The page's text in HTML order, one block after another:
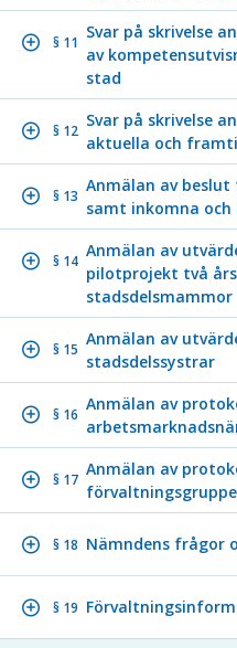
§ 11
Svar på skrivelse
av
stad
§ 12
Svar på skrivelse
aktuella och
§ 13
Anmälan av
samt inkomna
§ 14
Anmälan av
pilotprojekt två
stadsdelsmammor
§ 15
Anmälan av
stadsdelssystrar
§ 16
Anmälan av
§ 17
Anmälan av
§ 18 Nämndens frågor
§ 19